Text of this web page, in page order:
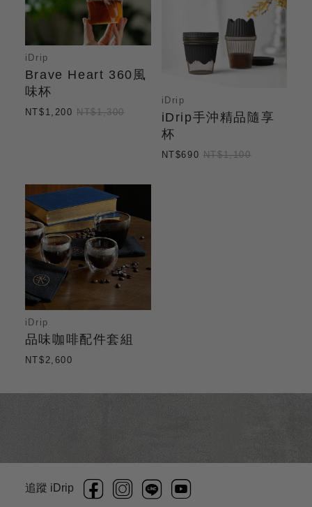
iDrip
Brave Heart 360風
味杯
NT$1,200NT$1,300
iDrip
iDrip手沖精品隨享
杯
NT$690 NT$1,100
iDrip
品味咖啡配件套組
NT$2,600
追蹤 iDrip